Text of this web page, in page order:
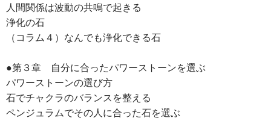
人間関係は波動の共鳴で起きる
浄化の石
（コラム４）なんでも浄化できる石
●第３章 自分に合ったパワーストーンを選ぶ
パワーストーンの選び方
石でチャクラのバランスを整える
ペンジュラムでその人に合った石を選ぶ